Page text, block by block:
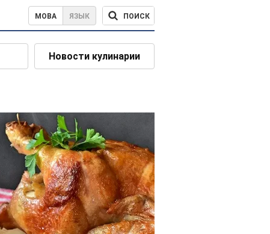
МОВА ЯЗЫК ПОИСК
Новости кулинарии